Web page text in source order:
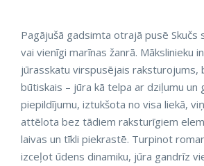
Pagājušā gadsimta otrajā pusē Skučs
vai vienīgi marīnas žanrā. Mākslinieku
jūrasskatu virspusējais raksturojums,
būtiskais – jūra kā telpa ar dziļumu un
piepildījumu, iztukšota no visa liekā,
attēlota bez tādiem raksturīgiem
laivas un tīkli piekrastē. Turpinot
izceļot ūdens dinamiku, jūra gandrīz